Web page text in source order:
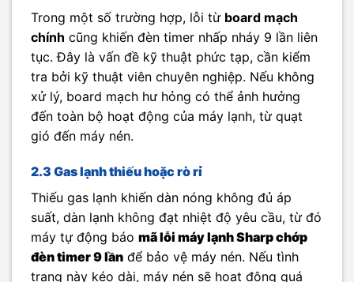
Trong một số trường hợp, lỗi từ board mạch
chính cũng khiến đèn timer nhấp nháy 9 lần liên
tục. Đây là vấn đề kỹ thuật phức tạp, cần kiểm
tra bởi kỹ thuật viên chuyên nghiệp. Nếu không
xử lý, board mạch hư hỏng có thể ảnh hưởng
đến toàn bộ hoạt động của máy lạnh, từ quạt
gió đến máy nén.
2.3 Gas lạnh thiếu hoặc rò rỉ
Thiếu gas lạnh khiến dàn nóng không đủ áp
suất, dàn lạnh không đạt nhiệt độ yêu cầu, từ đó
máy tự động báo mã lỗi máy lạnh Sharp chớp
đèn timer 9 lần để bảo vệ máy nén. Nếu tình
trạng này kéo dài, máy nén sẽ hoạt động quá